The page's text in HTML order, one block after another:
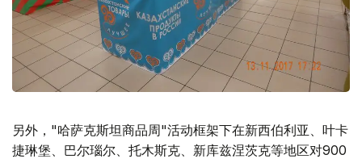
另外，"哈萨克斯坦商品周"活动框架下在新西伯利亚、叶卡
捷琳堡、巴尔瑙尔、托木斯克、新库兹涅茨克等地区对900